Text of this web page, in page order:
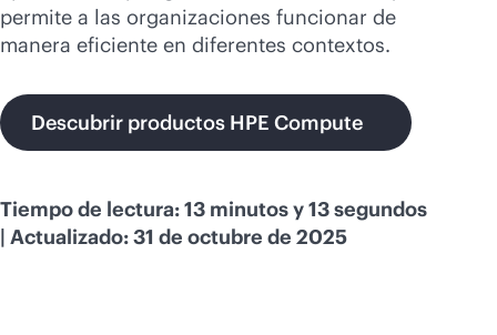
permite a las organizaciones funcionar de
manera eficiente en diferentes contextos.
Descubrir productos HPE Compute
Tiempo de lectura: 13 minutos y 13 segundos
| Actualizado: 31 de octubre de 2025